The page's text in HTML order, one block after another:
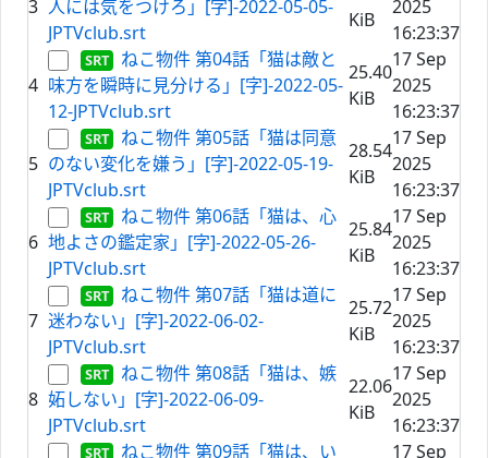
3 人には気をつけろ」[字]-2022-05-05-
JPTVclub.srt
KiB
2025
16:23:37
4
ねこ物件 第04話「猫は敵と
味方を瞬時に見分ける」[字]-2022-05-
12-JPTVclub.srt
25.40
KiB
17 Sep
2025
16:23:37
5
ねこ物件 第05話「猫は同意
のない変化を嫌う」[字]-2022-05-19-
JPTVclub.srt
28.54
KiB
17 Sep
2025
16:23:37
6
ねこ物件 第06話「猫は、心
地よさの鑑定家」[字]-2022-05-26-
JPTVclub.srt
25.84
KiB
17 Sep
2025
16:23:37
7
ねこ物件 第07話「猫は道に
迷わない」[字]-2022-06-02-
JPTVclub.srt
25.72
KiB
17 Sep
2025
16:23:37
8
ねこ物件 第08話「猫は、嫉
妬しない」[字]-2022-06-09-
JPTVclub.srt
22.06
KiB
17 Sep
2025
16:23:37
ねこ物件 第09話「猫は、い
17 Sep